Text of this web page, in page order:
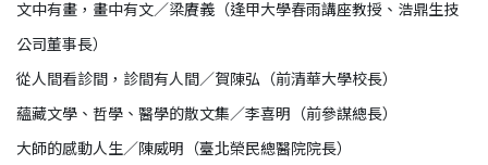
精采的故事。但對許多慢性的免疫疾病，因為巧裝得宜，就必須培
養細膩觀察兼淺探內心的能力，那本就是疾病診斷的一部分，也是
治療成功與否的關鍵。」
他將他的人間觀察化為一篇篇文章、一幅幅畫作，他期望：「這些
文中有畫，畫中有文／梁賡義（逢甲大學春雨講座教授、浩鼎生技
公司董事長）
從人間看診間，診間有人間／賀陳弘（前清華大學校長）
蘊藏文學、哲學、醫學的散文集／李喜明（前參謀總長）
大師的感動人生／陳威明（臺北榮民總醫院院長）